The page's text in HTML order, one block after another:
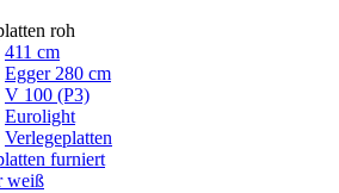
roh
411 cm
Egger 280 cm
V 100 (P3)
Eurolight
Verlegeplatten
furniert
weiß